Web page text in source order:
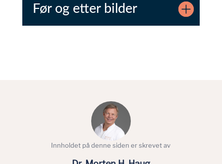
Før og etter bilder
Innholdet på denne siden er skrevet av